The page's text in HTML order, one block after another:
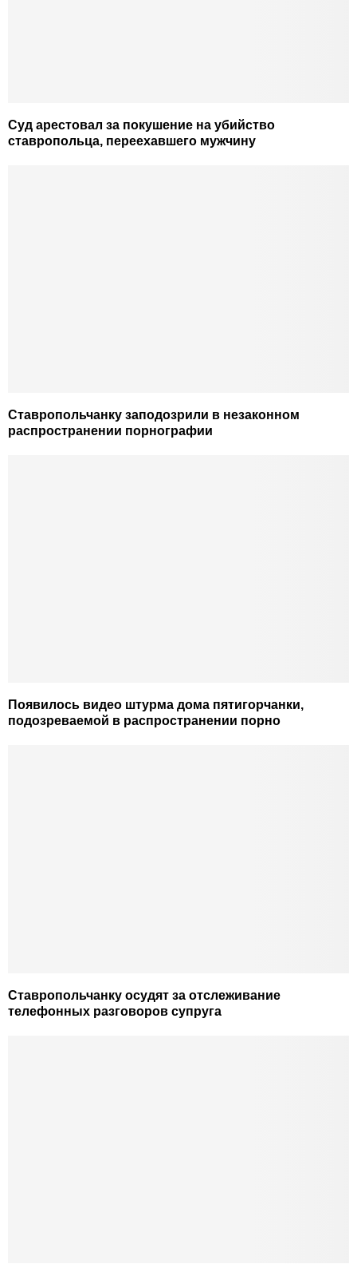
Суд арестовал за покушение на убийство
ставропольца, переехавшего мужчину
Ставропольчанку заподозрили в незаконном
распространении порнографии
Появилось видео штурма дома пятигорчанки,
подозреваемой в распространении порно
Ставропольчанку осудят за отслеживание
телефонных разговоров супруга